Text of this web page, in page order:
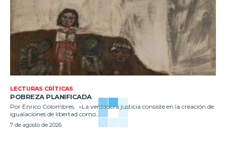
LECTURAS CRÍTICAS
POBREZA PLANIFICADA
Por Enrico Colombres. «La verdadera justicia consiste en la creación de
igualaciones de libertad como...
7 de agosto de 2026